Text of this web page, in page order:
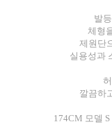
발
체형
제원단
실용성과
깔끔하
174CM 모델